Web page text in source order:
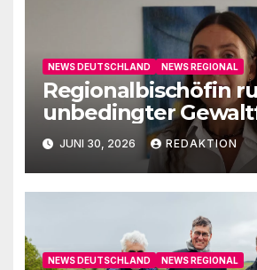
NEWS DEUTSCHLAND NEWS REGIONAL
Regionalbischöfin
unbedingter
aufJUNI 30, 2026 REDAKTION
NEWS DEUTSCHLAND NEWS REGIONAL